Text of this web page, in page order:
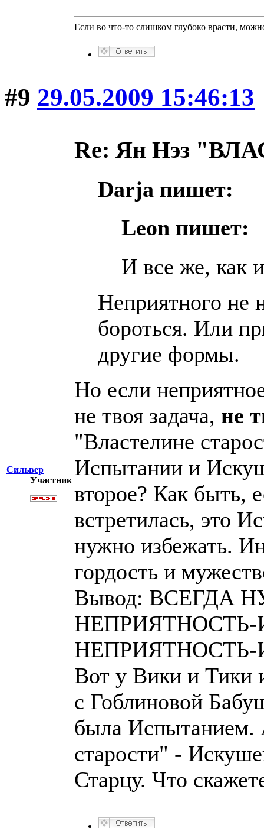
Если во что-то слишком глубоко врасти,
#9 29.05.2009 15:46:13
Сильвер
Участник
Re: Ян Нэз
Darja пишет:
Leon пишет:
И все же, как
Неприятного не
бороться. Или
другие формы.
Но если
не твоя задача, не
"Властелине
Испытании и
второе? Как быть,
встретилась, это
нужно избежать.
гордость и
Вывод: ВСЕГДА
Вот у Вики и Тики
с Гоблиновой
была Испытанием.
старости" -
Старцу. Что